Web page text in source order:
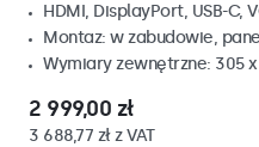
HDMI, DisplayPort, USB-C,
Montaz: w zabudowie,
Wymiary zewnętrzne: 305 x
2 999,00 zł
3 688,77 zł z VAT